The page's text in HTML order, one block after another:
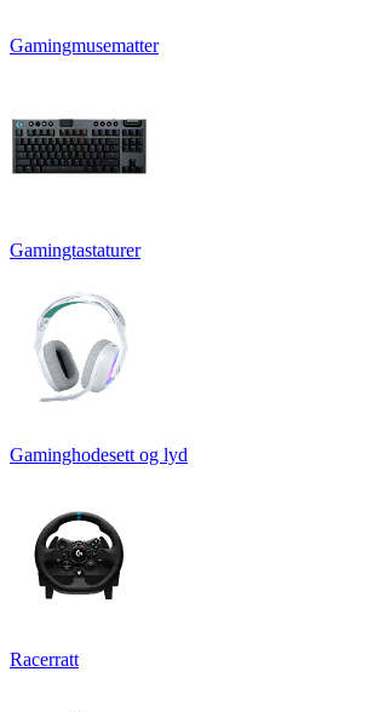
Gamingmusematter
Gamingtastaturer
Gaminghodesett og lyd
Racerratt